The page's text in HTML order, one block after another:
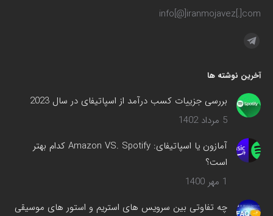
info[@]iranmojavez[.]com
مارا در اینجا پیدا کنید:
آخرین نوشته ها
بررسی جزییات کسب درآمد از اسپاتیفای در سال 2023
5 مرداد 1402
آمازون یا اسپاتیفای: Amazon VS. Spotify کدام بهتر
است؟
1 مهر 1400
چه تفاوتی بین سرویس های استریم و استور های موسیقی